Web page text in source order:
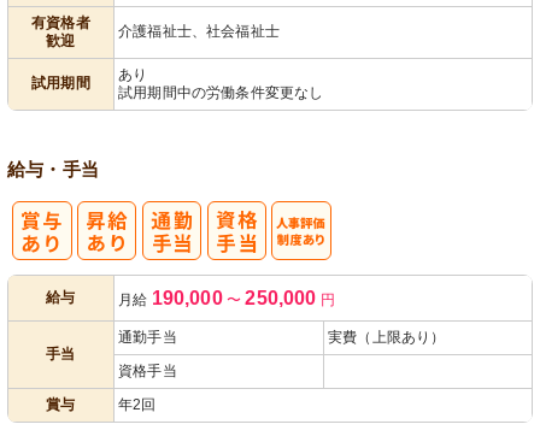
有資格者
歓迎
介護福祉士、社会福祉士
試用期間
あり
試用期間中の労働条件変更なし
給与・手当
給与 月給 190,000 〜 250,000 円
手当
通勤手当
実費（上限あり）
資格手当
賞与
年2回